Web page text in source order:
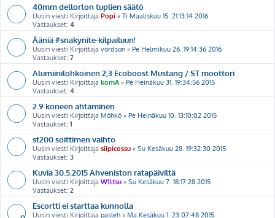
40mm dellorton tuplien säätö
Uusin viesti Kirjoittaja Popi « Ti Maaliskuu 15. 21:13:14 2016
Vastaukset: 4
Ääniä #snakynite-kilpailuun!
Uusin viesti Kirjoittaja vordson « Pe Helmikuu 26. 19:14:36 2016
Vastaukset: 7
Alumiinilohkoinen 2,3 Ecoboost Mustang / ST moottori
Uusin viesti Kirjoittaja komA « Pe Heinäkuu 31. 19:34:56 2015
Vastaukset: 4
2.9 koneen ahtaminen
Uusin viesti Kirjoittaja Möhkö « Pe Heinäkuu 10. 13:10:02 2015
Vastaukset: 1
st200 soittimen vaihto
Uusin viesti Kirjoittaja siipicossu « Su Kesäkuu 28. 19:32:30 2015
Vastaukset: 3
Kuvia 30.5.2015 Ahveniston ratapäiviltä
Uusin viesti Kirjoittaja W1ltsu « Su Kesäkuu 7. 18:17:28 2015
Vastaukset: 2
Escortti ei starttaa kunnolla
Uusin viesti Kirjoittaja pasleh « Ma Kesäkuu 1. 23:07:48 2015